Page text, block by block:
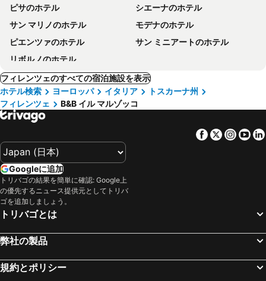
ピサのホテル
シエーナのホテル
サン マリノのホテル
モデナのホテル
ピエンツァのホテル
サン ミニアートのホテル
リボルノのホテル
フィレンツェのすべての宿泊施設を表示
ホテル検索
ヨーロッパ イタリア
トスカーナ州
フィレンツェ
B&B イル マルゾッコ
Facebook
Twitter
Googleに追加
トリバゴの結果を簡単に確認: Google上
の優先するニュース提供元としてトリバ
ゴを追加しましょう。
トリバゴとは
弊社の製品
規約とポリシー